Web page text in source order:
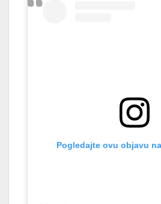
Pogledajte ovu objavu